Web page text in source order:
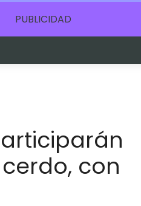
PUBLICIDAD
con